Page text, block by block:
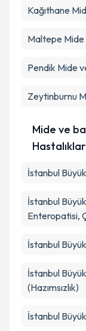
Kağıthane
Maltepe Mide
Pendik Mide
Zeytinburnu
Mide ve
Hastalıklar
İstanbul
İstanbul
Enteropatisi,
İstanbul
İstanbul
(Hazımsızlık)
İstanbul